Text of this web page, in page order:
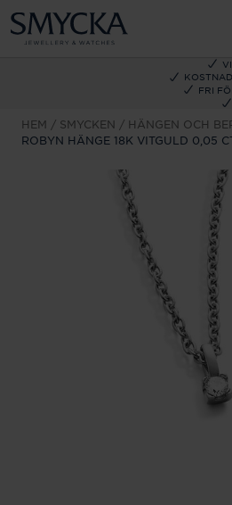
FRI
HEM SMYCKEN HÄNGEN OCH
ROBYN HÄNGE 18K VITGULD 0,05